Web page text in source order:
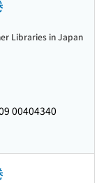
Libraries in Japan
00404340